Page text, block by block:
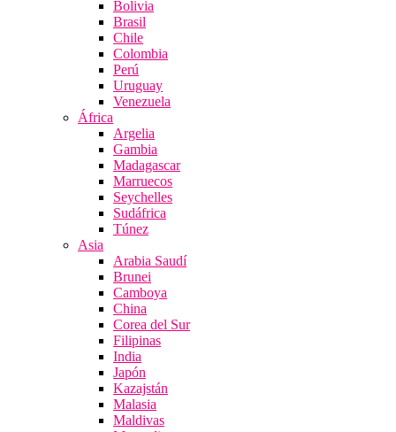
Bolivia
Brasil
Chile
Colombia
Perú
Uruguay
Venezuela
África
Argelia
Gambia
Madagascar
Marruecos
Seychelles
Sudáfrica
Túnez
Asia
Arabia Saudí
Brunei
Camboya
China
Corea del Sur
Filipinas
India
Japón
Kazajstán
Malasia
Maldivas